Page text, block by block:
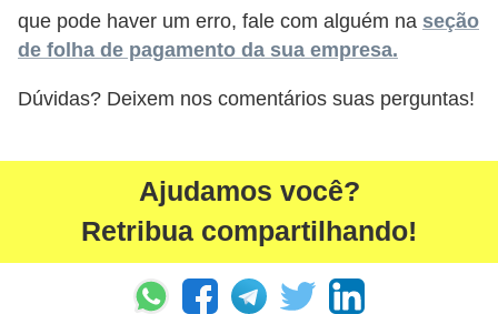
que pode haver um erro, fale com alguém na seção
de folha de pagamento da sua empresa.
Dúvidas? Deixem nos comentários suas perguntas!
Ajudamos você?
Retribua compartilhando!